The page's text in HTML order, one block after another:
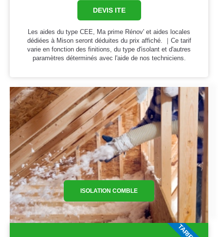
DEVIS ITE
Les aides du type CEE, Ma prime Rénov' et aides locales
dédiées à Mison seront déduites du prix affiché. ｜Ce tarif
varie en fonction des finitions, du type d'isolant et d'autres
paramètres déterminés avec l'aide de nos techniciens.
ISOLATION COMBLE